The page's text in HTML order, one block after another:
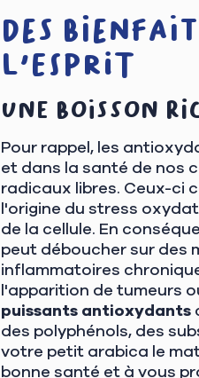
Des
l'esprit
Une boisson
Pour rappel, les
et dans la santé de nos
radicaux libres. Ceux-ci
l'origine du stress
de la cellule. En
peut déboucher sur des
inflammatoires
l'apparition de tumeurs
puissants antioxydants
des polyphénols, des
votre petit arabica le
bonne santé et à vous